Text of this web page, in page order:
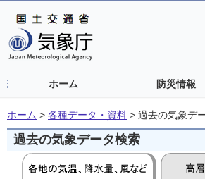
ホーム 防災情報
ホーム > 各種データ・資料 > 過去の気象デ
過去の気象データ検索